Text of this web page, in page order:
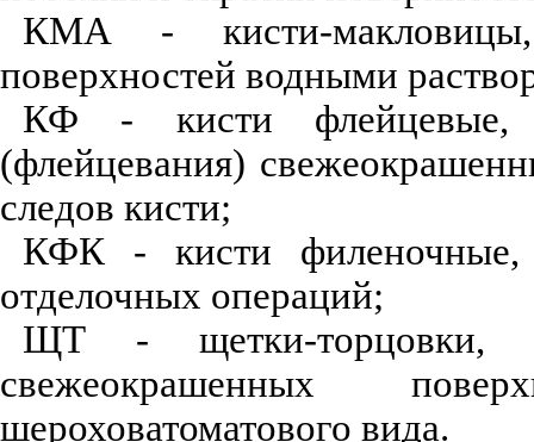
КМА - кисти-макловицы,
поверхностей водными
КФ - кисти флейцевые,
(флейцевания)
следов кисти;
КФК - кисти филеночные,
отделочных операций;
ЩТ - щетки-торцовки,
свежеокрашенных
шероховатоматового вида.